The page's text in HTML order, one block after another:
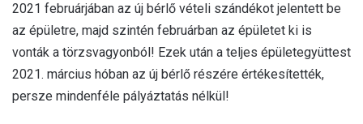
2021 februárjában az új bérlő vételi szándékot jelentett be
az épületre, majd szintén februárban az épületet ki is
vonták a törzsvagyonból! Ezek után a teljes épületegyüttest
2021. március hóban az új bérlő részére értékesítették,
persze mindenféle pályáztatás nélkül!